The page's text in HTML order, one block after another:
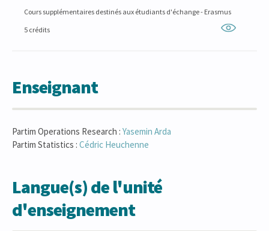
Cours supplémentaires destinés aux étudiants d'échange - Erasmus
5 crédits
Enseignant
Partim Operations Research : Yasemin Arda
Partim Statistics : Cédric Heuchenne
Langue(s) de l'unité
d'enseignement